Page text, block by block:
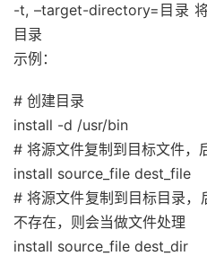
-t, –target-directory=目录
目录
示例：
# 创建目录
install -d /usr/bin
# 将源文件复制到目标文件，
install source_file dest_file
# 将源文件复制到目标目录，
不存在，则会当做文件处理
install source_file dest_dir